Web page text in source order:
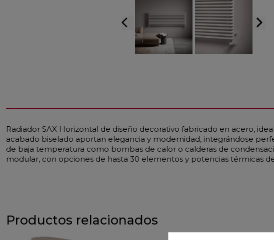
arrow_back_ios arrow_forward_ios
Radiador SAX Horizontal de diseño decorativo fabricado en acero,
acabado biselado aportan elegancia y modernidad, integrándose
de baja temperatura como bombas de calor o calderas de
modular, con opciones de hasta 30 elementos y potencias térmicas
Productos relacionados